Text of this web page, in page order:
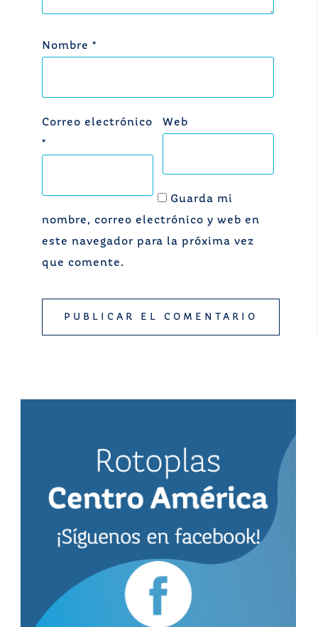
Nombre *
Correo electrónico
*
Web
Guarda mi
nombre, correo electrónico y web en
este navegador para la próxima vez
que comente.